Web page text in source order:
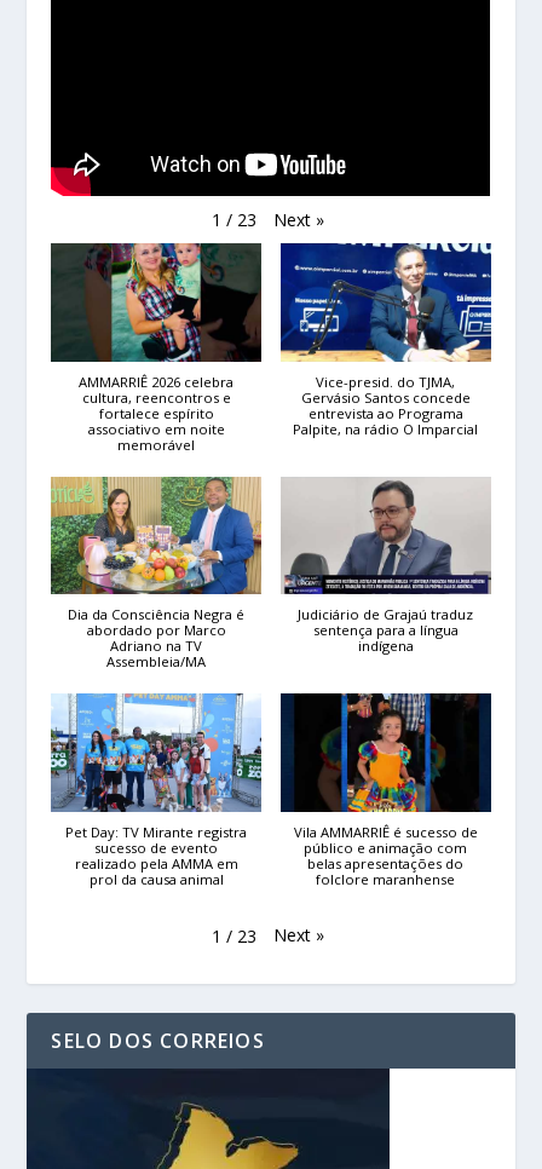
1 / 23 Next »
AMMARRIÊ 2026 celebra
cultura, reencontros e
fortalece espírito
associativo em noite
memorável
Vice-presid. do TJMA,
Gervásio Santos concede
entrevista ao Programa
Palpite, na rádio O Imparcial
Dia da Consciência Negra é
abordado por Marco
Adriano na TV
Assembleia/MA
Judiciário de Grajaú traduz
sentença para a língua
indígena
Pet Day: TV Mirante registra
sucesso de evento
realizado pela AMMA em
prol da causa animal
Vila AMMARRIÊ é sucesso de
público e animação com
belas apresentações do
folclore maranhense
1 / 23 Next »
SELO DOS CORREIOS